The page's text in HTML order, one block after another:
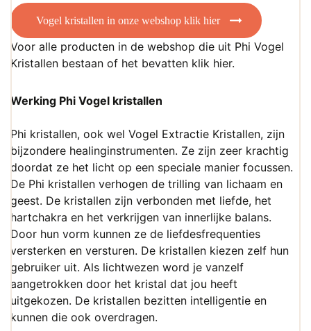
Vogel kristallen in onze webshop klik hier
Voor alle producten in de webshop die uit Phi Vogel
Kristallen bestaan of het bevatten klik hier.
Werking Phi Vogel kristallen
Phi kristallen, ook wel Vogel Extractie Kristallen, zijn
bijzondere healinginstrumenten. Ze zijn zeer krachtig
doordat ze het licht op een speciale manier focussen.
De Phi kristallen verhogen de trilling van lichaam en
geest. De kristallen zijn verbonden met liefde, het
hartchakra en het verkrijgen van innerlijke balans.
Door hun vorm kunnen ze de liefdesfrequenties
versterken en versturen. De kristallen kiezen zelf hun
gebruiker uit. Als lichtwezen word je vanzelf
aangetrokken door het kristal dat jou heeft
uitgekozen. De kristallen bezitten intelligentie en
kunnen die ook overdragen.